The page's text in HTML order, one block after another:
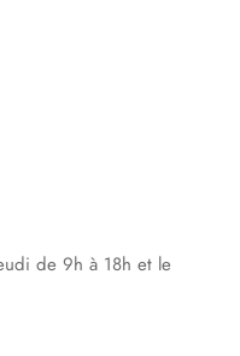
de 9h à 18h et le